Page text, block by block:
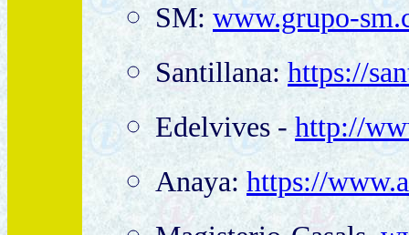
SM: www.grupo-
Santillana: https://
Edelvives - http://
Anaya: https://